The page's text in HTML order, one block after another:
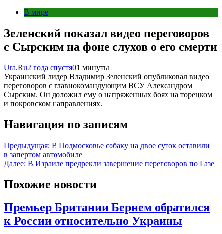
В мире
Зеленский показал видео переговоров
с Сырским на фоне слухов о его смерти
Ura.Ru2 года спустя01 минуты
Украинский лидер Владимир Зеленский опубликовал видео
переговоров с главнокомандующим ВСУ Александром
Сырским. Он доложил ему о напряженных боях на торецком
и покровском направлениях.
Навигация по записям
Предыдущая: В Подмосковье собаку на двое суток оставили
в запертом автомобиле
Далее: В Израиле предрекли завершение переговоров по Газе
Похожие новости
Премьер Британии Бернем обратился
к России относительно Украины